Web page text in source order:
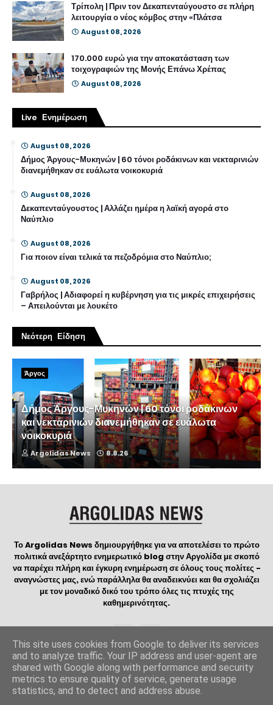
Τρίπολη | Πριν τον Δεκαπενταύγουστο σε πλήρη
λειτουργία ο νέος κόμβος στην «Πλάτσα
August 08, 2026
170.000 ευρώ για την αποκατάσταση των
τοιχογραφιών της Μονής Επάνω Χρέπας
August 08, 2026
Live Ενημέρωση
August 08, 2026
Δήμος Άργους-Μυκηνών | 60 τόνοι ροδάκινων και νεκταρινιών
διανεμήθηκαν σε ευάλωτα νοικοκυριά
August 08, 2026
Δεκαπενταύγουστος | Αλλάζει ημέρα η λαϊκή αγορά στο
Ναύπλιο
August 08, 2026
Για ποιον είναι τελικά τα πεζοδρόμια στο Ναύπλιο;
August 08, 2026
Γαβρήλος | Αδιαφορεί η κυβέρνηση για τις μικρές επιχειρήσεις
– Απειλούνται με λουκέτο
Νεότερη Είδηση
Άργος
Δήμος Άργους-Μυκηνών | 60 τόνοι ροδάκινων
και νεκταρινιών διανεμήθηκαν σε ευάλωτα
νοικοκυριά
Argolidas News 8.8.26
Το Argolidas News δημιουργήθηκε για να αποτελέσει το πρώτο
πολιτικά ανεξάρτητο ενημερωτικό blog στην Αργολίδα με σκοπό
να παρέχει πλήρη και έγκυρη ενημέρωση σε όλους τους πολίτες -
αναγνώστες μας, ενώ παράλληλα θα αναδεικνύει και θα σχολιάζει
με τον μοναδικό δικό του τρόπο όλες τις πτυχές της
καθημερινότητας.
CopyrightArgolidasNews©2023 | Created and Designed by
Manos WebDesign| Logo created byΟΔΟΣ ΔΗΜΙΟΥΡΓΙΑΣ
This site uses cookies from Google to deliver its services
and to analyze traffic. Your IP address and user-agent are
shared with Google along with performance and security
metrics to ensure quality of service, generate usage
statistics, and to detect and address abuse.